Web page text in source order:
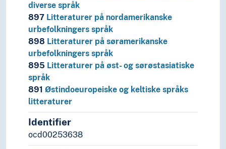
diverse språk
897 Litteraturer på nordamerikanske
urbefolkningers språk
898 Litteraturer på søramerikanske
urbefolkningers språk
895 Litteraturer på øst- og sørøstasiatiske
språk
891 Østindoeuropeiske og keltiske språks
litteraturer
Identifier
ocd00253638